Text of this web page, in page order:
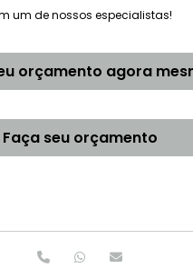
um de nossos especialistas!
orçamento agora
Faça seu orçamento